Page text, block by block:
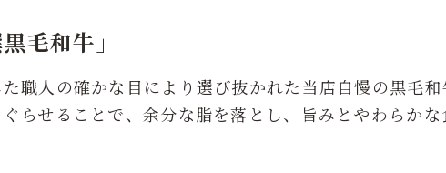
黒毛和牛」
職人の確かな目により選び抜かれた当店自慢の黒毛
らせることで、余分な脂を落とし、旨みとやわらか